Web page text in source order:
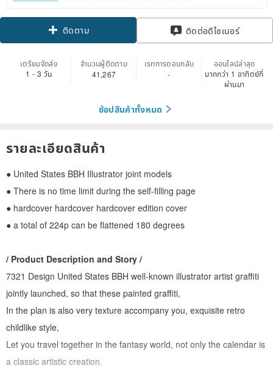
ติดตาม ติดต่อดีไซเนอร์
เตรียมจัดส่ง
1 - 3 วัน
จำนวนผู้ติดตาม
41,267
เรทการตอบกลับ
-
ออนไลน์ล่าสุด
มากกว่า 1 อาทิตย์ที่
ผ่านมา
ช้อปสินค้าทั้งหมด
รายละเอียดสินค้า
● United States BBH Illustrator joint models
● There is no time limit during the self-filling page
● hardcover hardcover hardcover edition cover
● a total of 224p can be flattened 180 degrees
/ Product Description and Story /
7321 Design United States BBH well-known illustrator artist graffiti
jointly launched, so that these painted graffiti,
In the plan is also very texture accompany you, exquisite retro
childlike style,
Let you travel together in the fantasy world, not only the calendar is
a classic artistic creation.